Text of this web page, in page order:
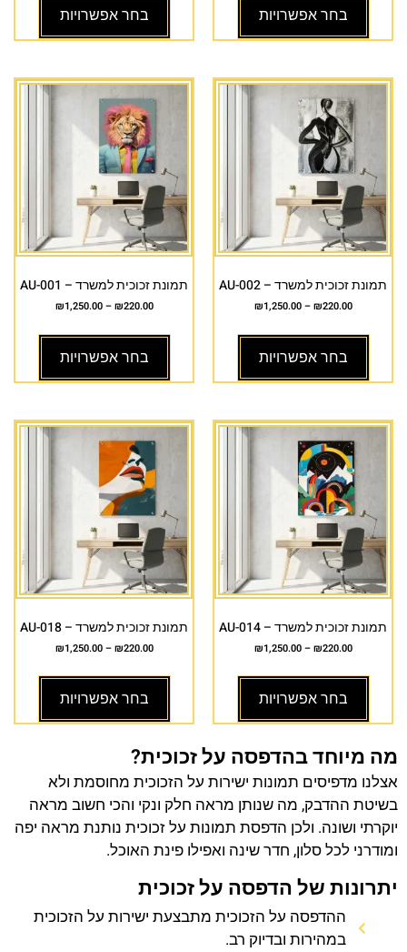
בחר אפשרויות בחר אפשרויות
תמונת זכוכית למשרד – AU-002
₪220.00
–
₪1,250.00
בחר אפשרויות
תמונת זכוכית למשרד – AU-001
₪220.00
–
₪1,250.00
בחר אפשרויות
תמונת זכוכית למשרד – AU-014
₪220.00
–
₪1,250.00
בחר אפשרויות
תמונת זכוכית למשרד – AU-018
₪220.00
–
₪1,250.00
בחר אפשרויות
מה מיוחד בהדפסה על זכוכית?
אצלנו מדפיסים תמונות ישירות על הזכוכית מחוסמת ולא
בשיטת ההדבק, מה שנותן מראה חלק ונקי והכי חשוב מראה
יוקרתי ושונה. ולכן הדפסת תמונות על זכוכית נותנת מראה יפה
ומודרני לכל סלון, חדר שינה ואפילו פינת האוכל.
יתרונות של הדפסה על זכוכית
ההדפסה על הזכוכית מתבצעת ישירות על הזכוכית
במהירות ובדיוק רב.